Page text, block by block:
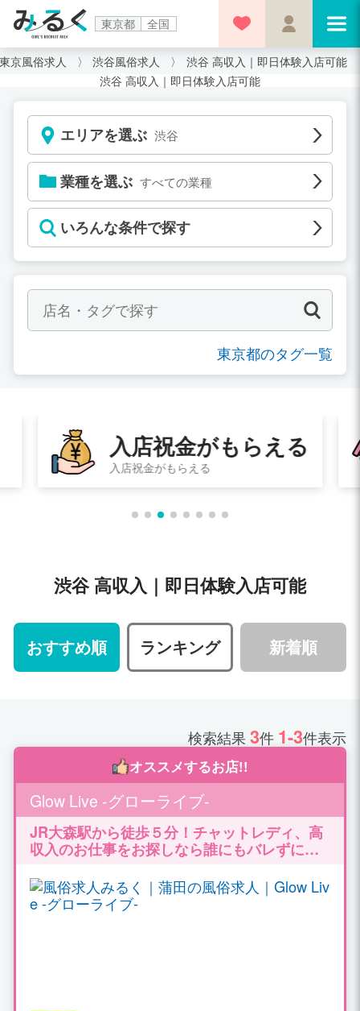
東京都 全国
東京風俗求人 渋谷風俗求人
渋谷 高収入｜即日体験入店可能
渋谷 高収入｜即日体験入店可能
エリアを選ぶ 渋谷
業種を選ぶ すべての業種
いろんな条件で探す
東京都のタグ一覧
入店祝金がもらえる
入店祝金がもらえる
渋谷 高収入｜即日体験入店可能
おすすめ順 ランキング 新着順
検索結果3件 1-3件表示
オススメするお店!!
Glow Live -グローライブ-
JR大森駅から徒歩５分！チャットレディ、高
収入のお仕事をお探しなら誰にもバレずには
します。高収入バイトで充実のプライベート♪